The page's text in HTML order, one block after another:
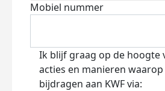
Mobiel nummer
Ik blijf graag op de hoogte
acties en manieren
bijdragen aan KWF via: